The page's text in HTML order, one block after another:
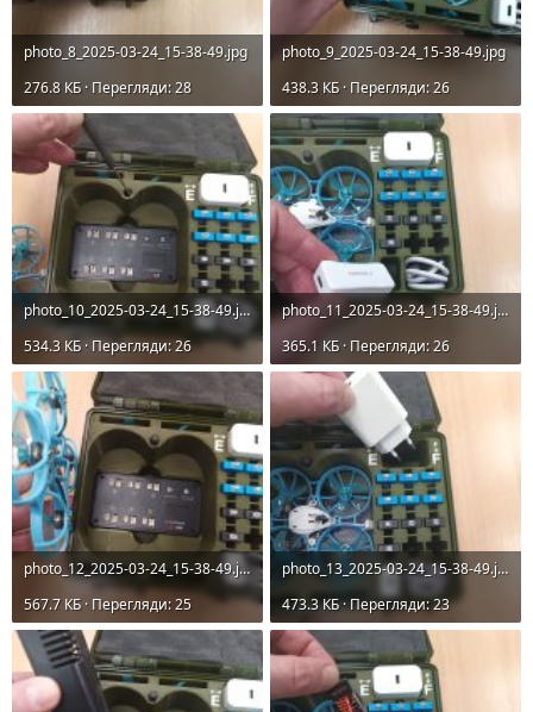
photo_8_2025-03-24_15-38-49.jpg
276.8 КБ · Перегляди: 28
photo_9_2025-03-24_15-38-49.jpg
438.3 КБ · Перегляди: 26
photo_10_2025-03-24_15-38-49.jpg
534.3 КБ · Перегляди: 26
photo_11_2025-03-24_15-38-49.jpg
365.1 КБ · Перегляди: 26
photo_12_2025-03-24_15-38-49.jpg
567.7 КБ · Перегляди: 25
photo_13_2025-03-24_15-38-49.jpg
473.3 КБ · Перегляди: 23